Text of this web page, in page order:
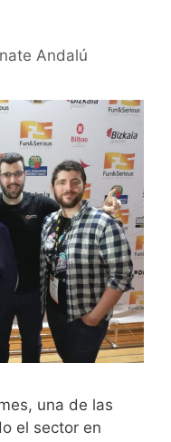
Andalú
una de las
el sector en